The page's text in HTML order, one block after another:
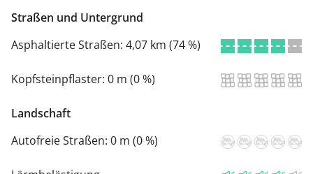
Straßen und Untergrund
Asphaltierte Straßen: 4,07 km (74 %)
Kopfsteinpflaster: 0 m (0 %)
Landschaft
Autofreie Straßen: 0 m (0 %)